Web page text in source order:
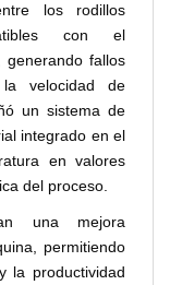
los rodillos
con el
generando fallos
velocidad de
un sistema de
integrado en el
en valores
del proceso.
una mejora
permitiendo
la productividad